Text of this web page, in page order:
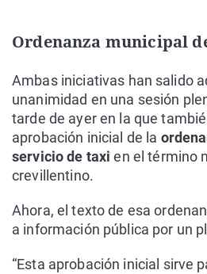
Ordenanza municipal
Ambas iniciativas han salido
unanimidad en una sesión
tarde de ayer en la que
aprobación inicial de la
servicio de taxien el término
crevillentino.
Ahora, el texto de esa
a información pública por un
“Esta aprobación inicial sirve